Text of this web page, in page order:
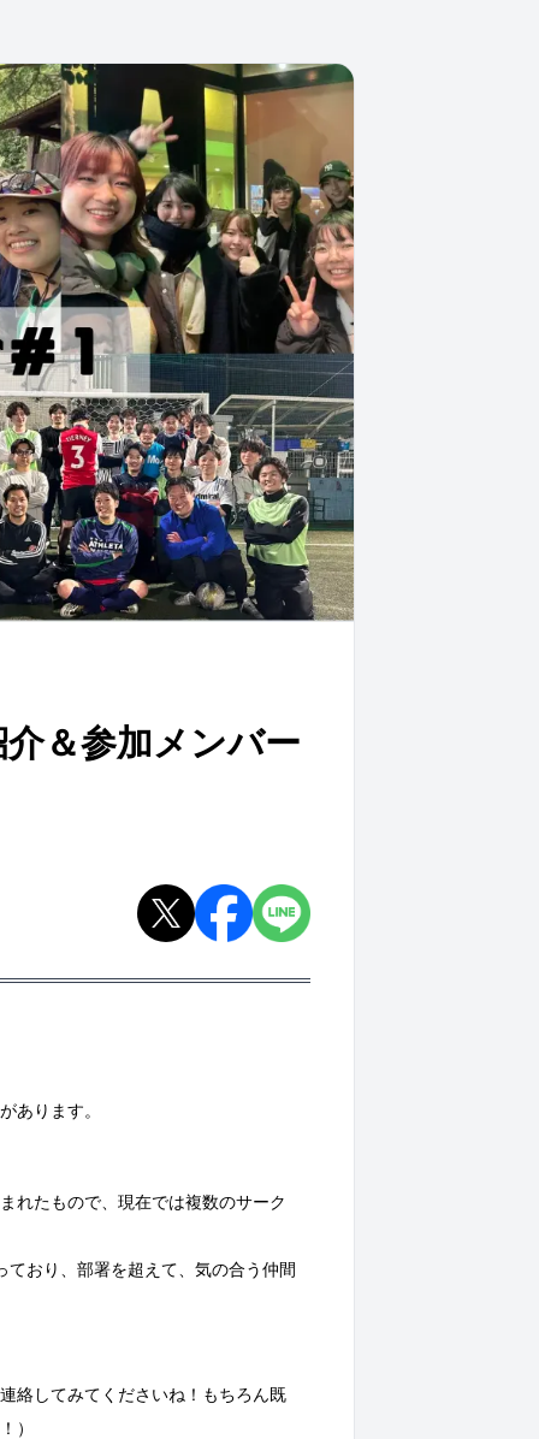
＆参加メンバー
あります。
れたもので、現在では複数のサーク
おり、部署を超えて、気の合う仲間
絡してみてくださいね！もちろん既
）